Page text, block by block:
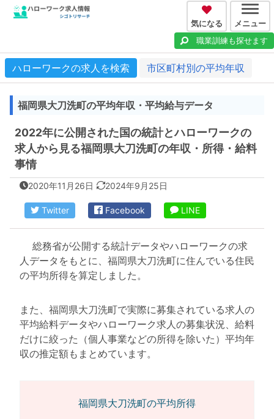
気になる メニュー
職業訓練も探せます
ハローワークの求人を検索 市区町村別の平均年収
福岡県大刀洗町の平均年収・平均給与データ
2022年に公開された国の統計とハローワークの
求人から見る福岡県大刀洗町の年収・所得・給料
事情
2020年11月26日 2024年9月25日
Twitter Facebook LINE
総務省が公開する統計データやハローワークの求
人データをもとに、福岡県大刀洗町に住んでいる住民
の平均所得を算定しました。
また、福岡県大刀洗町で実際に募集されている求人の
平均給料データやハローワーク求人の募集状況、給料
だけに絞った（個人事業などの所得を除いた）平均年
収の推定額もまとめています。
福岡県大刀洗町の平均所得